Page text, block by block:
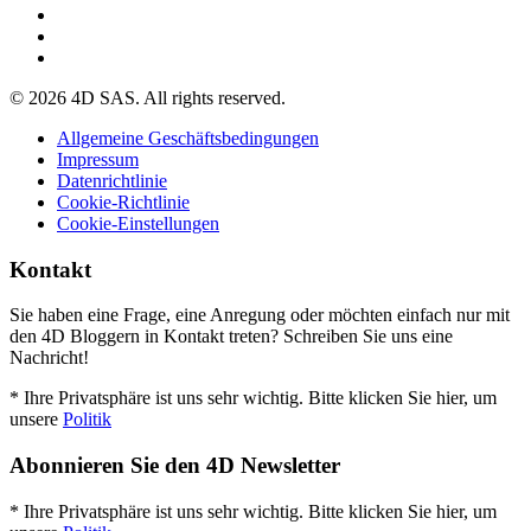
© 2026 4D SAS. All rights reserved.
Allgemeine Geschäftsbedingungen
Impressum
Datenrichtlinie
Cookie-Richtlinie
Cookie-Einstellungen
Kontakt
Sie haben eine Frage, eine Anregung oder möchten einfach nur mit
den 4D Bloggern in Kontakt treten? Schreiben Sie uns eine
Nachricht!
* Ihre Privatsphäre ist uns sehr wichtig. Bitte klicken Sie hier, um
unsere Politik
Abonnieren Sie den 4D Newsletter
* Ihre Privatsphäre ist uns sehr wichtig. Bitte klicken Sie hier, um